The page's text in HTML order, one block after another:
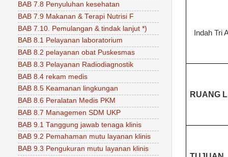
Indah Tri
RUANG
BAB 7.8 Penyuluhan kesehatan
BAB 7.9 Makanan & Terapi Nutrisi F
BAB 7.10. Pemulangan & tindak lanjut *)
BAB 8.1 Pelayanan laboratorium
BAB 8.2 pelayanan obat Puskesmas
BAB 8.3 Pelayanan Radiodiagnostik
BAB 8.4 rekam medis
BAB 8.5 Keamanan lingkungan
BAB 8.6 Peralatan Medis PKM
BAB 8.7 Managemen SDM UKP
BAB 9.1 Tanggung jawab tenaga klinis
BAB 9.2 Pemahaman mutu layanan klinis
BAB 9.3 Pengukuran mutu layanan klinis